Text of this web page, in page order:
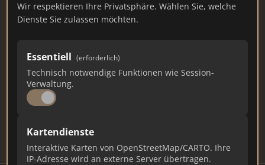
Wir respektieren Ihre Privatsphäre. Wählen Sie, welche
Dienste Sie zulassen möchten.
Essentiell (erforderlich)
Technisch notwendige Funktionen wie Session-
Verwaltung.
Kartendienste
Interaktive Karten von OpenStreetMap/CARTO. Ihre
IP-Adresse wird an externe Server übertragen.
Immobilienmakler
Beedenbostel – Ranking Juli
2026
HESSEN1.005 EINWOHNER
92
Makler Makler-Keywords